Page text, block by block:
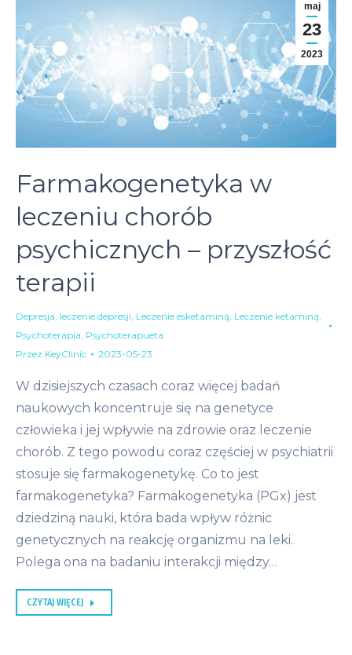
maj
23
2023
Farmakogenetyka w
leczeniu chorób
psychicznych – przyszłość
terapii
Depresja, leczenie depresji, Leczenie esketaminą, Leczenie ketaminą,
Psychoterapia, Psychoterapueta
Przez KeyClinic 2023-05-23
W dzisiejszych czasach coraz więcej badań
naukowych koncentruje się na genetyce
człowieka i jej wpływie na zdrowie oraz leczenie
chorób. Z tego powodu coraz częściej w psychiatrii
stosuje się farmakogenetykę. Co to jest
farmakogenetyka? Farmakogenetyka (PGx) jest
dziedziną nauki, która bada wpływ różnic
genetycznych na reakcję organizmu na leki.
Polega ona na badaniu interakcji między…
CZYTAJ WIĘCEJ